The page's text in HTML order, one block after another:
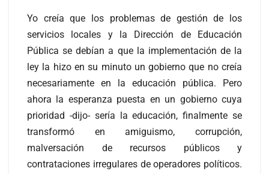
Yo creía que los problemas de gestión de los
servicios locales y la Dirección de Educación
Pública se debían a que la implementación de la
ley la hizo en su minuto un gobierno que no creía
necesariamente en la educación pública. Pero
ahora la esperanza puesta en un gobierno cuya
prioridad -dijo- sería la educación, finalmente se
transformó en amiguismo, corrupción,
malversación de recursos públicos y
contrataciones irregulares de operadores políticos.